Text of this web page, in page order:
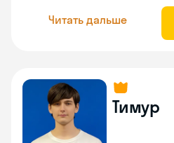
Читать дальше
Тимур